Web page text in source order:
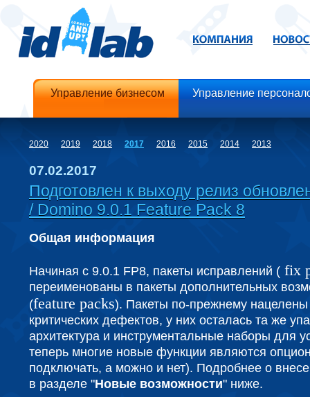
Управление бизнесом Управление
2020 2019 2018 2017 2016 2015 2014 2013
07.02.2017
Подготовлен к выходу релиз
/ Domino 9.0.1 Feature Pack 8
Общая информация
Начиная с 9.0.1 FP8, пакеты исправлений ( fix
переименованы в пакеты дополнительных
(feature packs). Пакеты по-прежнему нацелены
критических дефектов, у них осталась та же
архитектура и инструментальные наборы для
теперь многие новые функции являются
подключать, а можно и нет). Подробнее о
в разделе "Новые возможности" ниже.